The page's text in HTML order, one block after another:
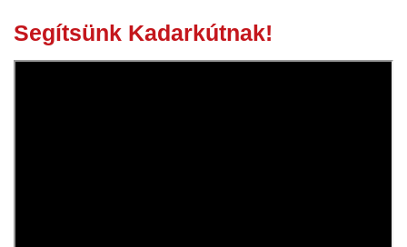
29 jún.
Segítsünk Kadarkútnak!